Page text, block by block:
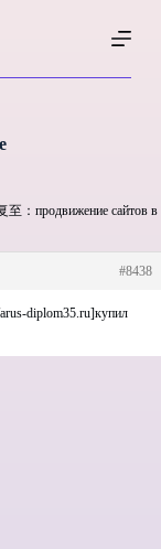
至：продвижение сайтов в
#8438
diplom35.ru]купил